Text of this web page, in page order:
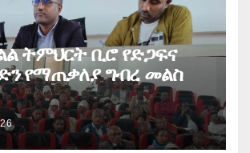
ትምህርት ቢሮ የድጋፍና
የማጠቃለያ ግብረ መልስ